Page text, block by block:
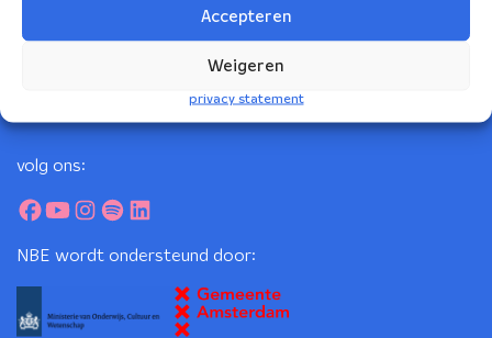
Accepteren
Weigeren
privacy statement
volg ons:
NBE wordt ondersteund door: